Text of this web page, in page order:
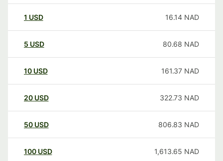
1 USD 16.14 NAD
5 USD 80.68 NAD
10 USD 161.37 NAD
20 USD 322.73 NAD
50 USD 806.83 NAD
100 USD 1,613.65 NAD